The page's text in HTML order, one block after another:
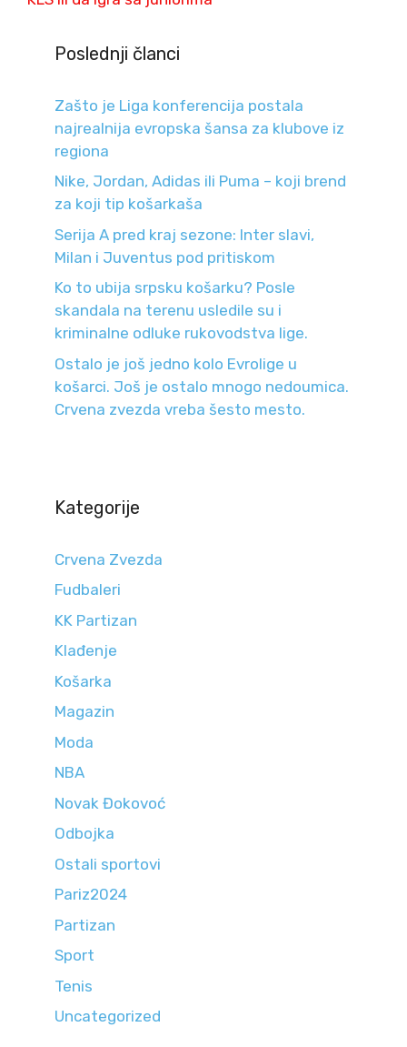
Poslednji članci
Zašto je Liga konferencija postala
najrealnija evropska šansa za klubove iz
regiona
Nike, Jordan, Adidas ili Puma – koji brend
za koji tip košarkaša
Serija A pred kraj sezone: Inter slavi,
Milan i Juventus pod pritiskom
Ko to ubija srpsku košarku? Posle
skandala na terenu usledile su i
kriminalne odluke rukovodstva lige.
Ostalo je još jedno kolo Evrolige u
košarci. Još je ostalo mnogo nedoumica.
Crvena zvezda vreba šesto mesto.
Kategorije
Crvena Zvezda
Fudbaleri
KK Partizan
Klađenje
Košarka
Magazin
Moda
NBA
Novak Đokovoć
Odbojka
Ostali sportovi
Pariz2024
Partizan
Sport
Tenis
Uncategorized